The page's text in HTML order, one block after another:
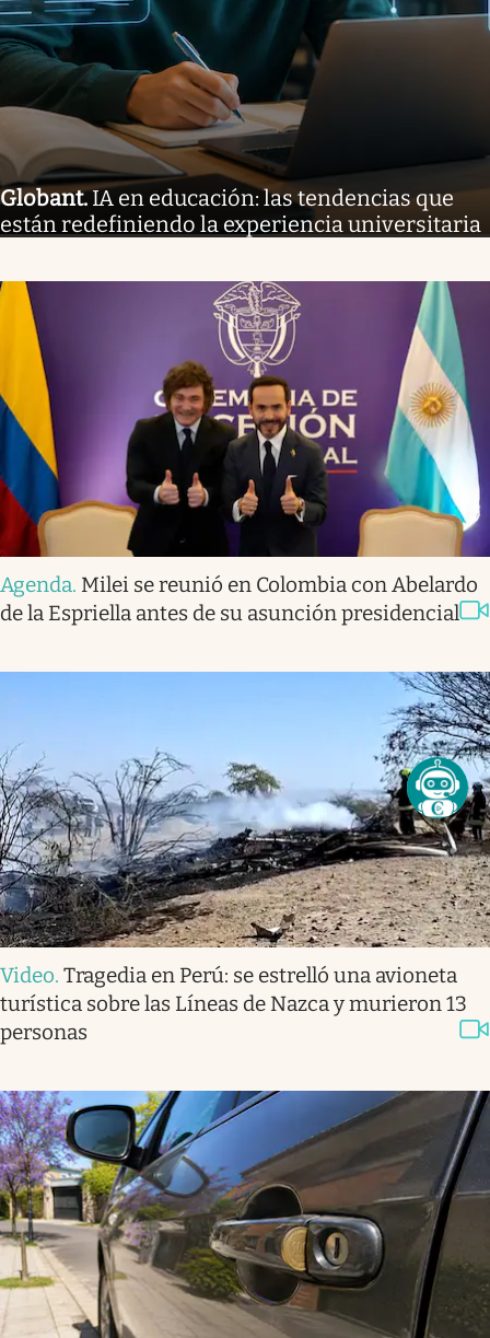
Globant.IA en educación: las tendencias que
están redefiniendo la experiencia universitaria
Agenda. Milei se reunió en Colombia con Abelardo
de la Espriella antes de su asunción presidencial
Video. Tragedia en Perú: se estrelló una avioneta
turística sobre las Líneas de Nazca y murieron 13
personas